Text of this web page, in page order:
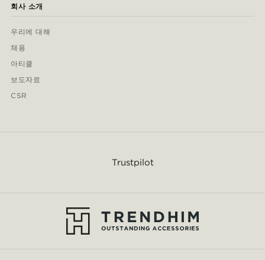
회사 소개
우리에 대해
채용
아티클
보도자료
CSR
Trustpilot